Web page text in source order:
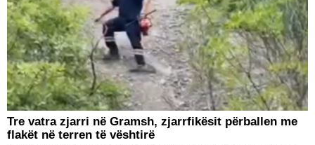
Tre vatra zjarri në Gramsh, zjarrfikësit përballen me
flakët në terren të vështirë